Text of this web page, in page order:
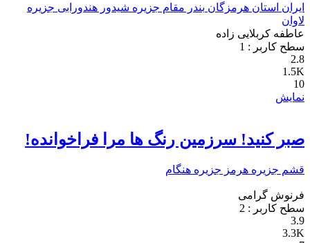
ایران استان هرمزگان بندر مقام جزیره شیدور هندورابی جزیره
لاوان
عاطفه کربلایی زاده
سطح کاربر : 1
2.8
1.5K
10
نمایش
صبر کنید! سرزمین رنگ ها مرا فراخوانده!
قشم جزیره هرمز جزیره هنگام
فرنوش گرامی
سطح کاربر : 2
3.9
3.3K